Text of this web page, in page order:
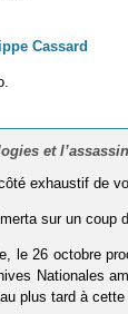
Cassard
et
exhaustif de
sur un coup
le 26 octobre
Nationales
plus tard à cette